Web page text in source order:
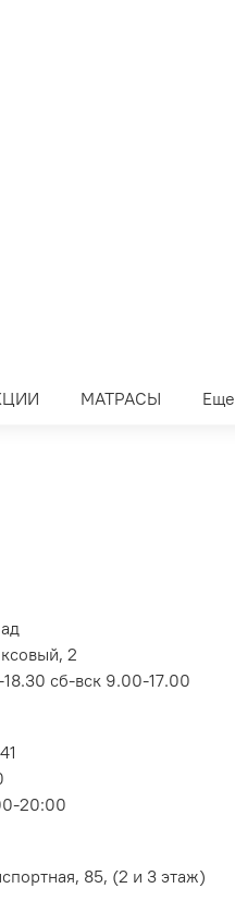
МАТРАСЫ Еще
2
сб-вск 9.00-17.00
20:00
85, (2 и 3 этаж)